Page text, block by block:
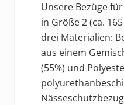
Unsere Bezüge
in Größe 2 (ca.
drei Materialien:
aus einem
(55%) und